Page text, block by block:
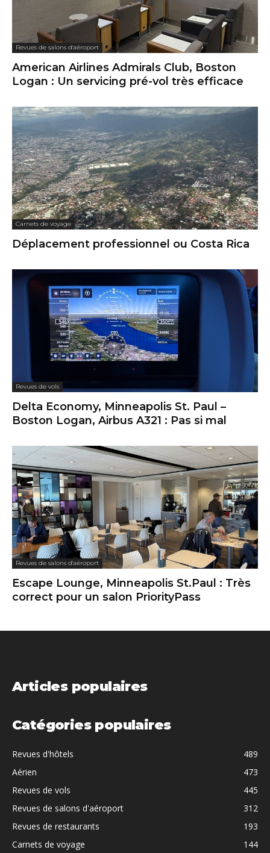
Revues de salons d'aéroport
American Airlines Admirals Club, Boston
Logan : Un servicing pré-vol très efficace
Carnets de voyage
Déplacement professionnel ou Costa Rica
Revues de vols
Delta Economy, Minneapolis St. Paul –
Boston Logan, Airbus A321 : Pas si mal
Revues de salons d'aéroport
Escape Lounge, Minneapolis St.Paul : Très
correct pour un salon PriorityPass
Articles populaires
Catégories populaires
Revues d'hôtels
489
Aérien
473
Revues de vols
445
Revues de salons d'aéroport
312
Revues de restaurants
193
Carnets de voyage
144